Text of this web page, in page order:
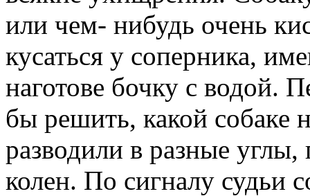
или чем- нибудь очень
кусаться у соперника,
наготове бочку с водой.
бы решить, какой собаке
разводили в разные
колен. По сигналу судьи